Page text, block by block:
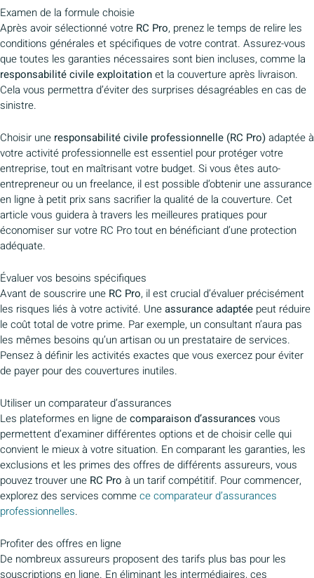
Examen de la formule choisie
Après avoir sélectionné votre RC Pro, prenez le temps de relire les
conditions générales et spécifiques de votre contrat. Assurez-vous
que toutes les garanties nécessaires sont bien incluses, comme la
responsabilité civile exploitationet la couverture après livraison.
Cela vous permettra d’éviter des surprises désagréables en cas de
sinistre.
Choisir une responsabilité civile professionnelle (RC Pro)adaptée à
votre activité professionnelle est essentiel pour protéger votre
entreprise, tout en maîtrisant votre budget. Si vous êtes auto-
entrepreneur ou un freelance, il est possible d’obtenir une assurance
en ligne à petit prix sans sacrifier la qualité de la couverture. Cet
article vous guidera à travers les meilleures pratiques pour
économiser sur votre RC Pro tout en bénéficiant d’une protection
adéquate.
Évaluer vos besoins spécifiques
Avant de souscrire une RC Pro, il est crucial d’évaluer précisément
les risques liés à votre activité. Uneassurance adaptée peut réduire
le coût total de votre prime. Par exemple, un consultant n’aura pas
les mêmes besoins qu’un artisan ou un prestataire de services.
Pensez à définir les activités exactes que vous exercez pour éviter
de payer pour des couvertures inutiles.
Utiliser un comparateur d’assurances
Les plateformes en ligne decomparaison d’assurances vous
permettent d’examiner différentes options et de choisir celle qui
convient le mieux à votre situation. En comparant les garanties, les
exclusions et les primes des offres de différents assureurs, vous
pouvez trouver une RC Pro à un tarif compétitif. Pour commencer,
explorez des services commece comparateur d’assurances
professionnelles.
Profiter des offres en ligne
De nombreux assureurs proposent des tarifs plus bas pour les
souscriptions en ligne. En éliminant les intermédiaires, ces